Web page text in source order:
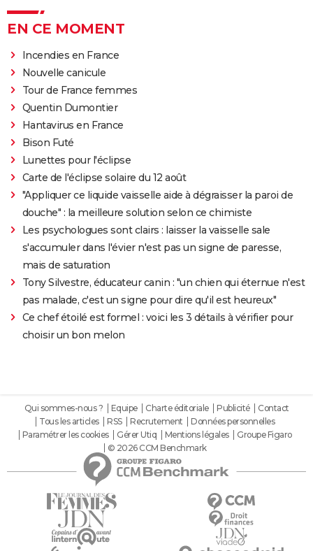
EN CE MOMENT
Incendies en France
Nouvelle canicule
Tour de France femmes
Quentin Dumontier
Hantavirus en France
Bison Futé
Lunettes pour l'éclipse
Carte de l'éclipse solaire du 12 août
"Appliquer ce liquide vaisselle aide à dégraisser la paroi de
douche" : la meilleure solution selon ce chimiste
Les psychologues sont clairs : laisser la vaisselle sale
s'accumuler dans l'évier n'est pas un signe de paresse,
mais de saturation
Tony Silvestre, éducateur canin : "un chien qui éternue n'est
pas malade, c'est un signe pour dire qu'il est heureux"
Ce chef étoilé est formel : voici les 3 détails à vérifier pour
choisir un bon melon
Qui sommes-nous ? Equipe Charte éditoriale Publicité
Contact
Tous les articles
RSS Recrutement
Données personnelles
Paramétrer les cookies
Gérer Utiq Mentions légales
Groupe Figaro
© 2026 CCM Benchmark